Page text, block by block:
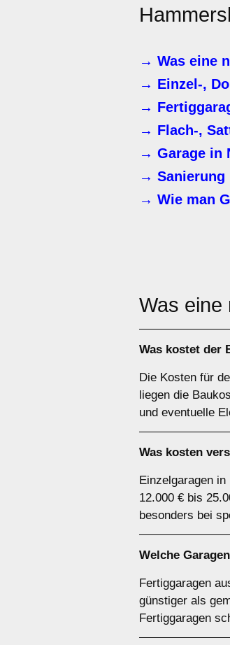
→ Was eine
→ Einzel-,
→
→ Flach-,
→ Garage in
→ Sanierung
→ Wie man
Was eine
Was kostet der
Die Kosten für
liegen die
und eventuelle
Was kosten
Einzelgaragen
12.000 € bis
besonders bei
Welche
Fertiggaragen
günstiger als
Fertiggaragen